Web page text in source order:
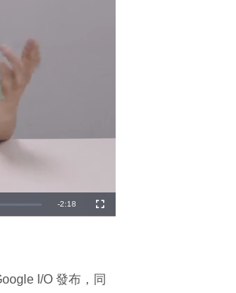
剩
間
-2:18
全
螢
I/O 發布，同